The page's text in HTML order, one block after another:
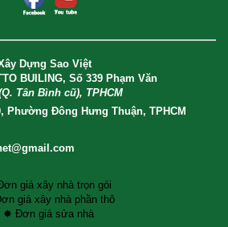
Dựng Sao Việt
BUILING, Số 339 Phạm Văn
Tân Bình cũ), TPHCM
Phường Đông Hưng Thuận, TPHCM
giá xây nhà trọn gói
giá xây nhà phần thô
✸ Đơn giá sửa nhà